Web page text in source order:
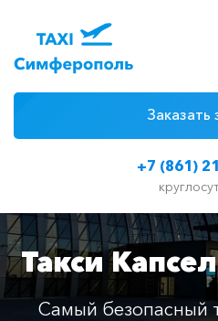
+7 (861)
Заказать
Цены на
Классы
Такси
Самый безопасный